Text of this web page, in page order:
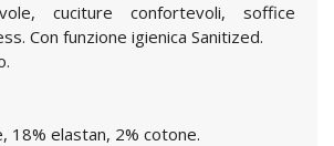
cuciture confortevoli, soffice
Con funzione igienica Sanitized.
18% elastan, 2% cotone.